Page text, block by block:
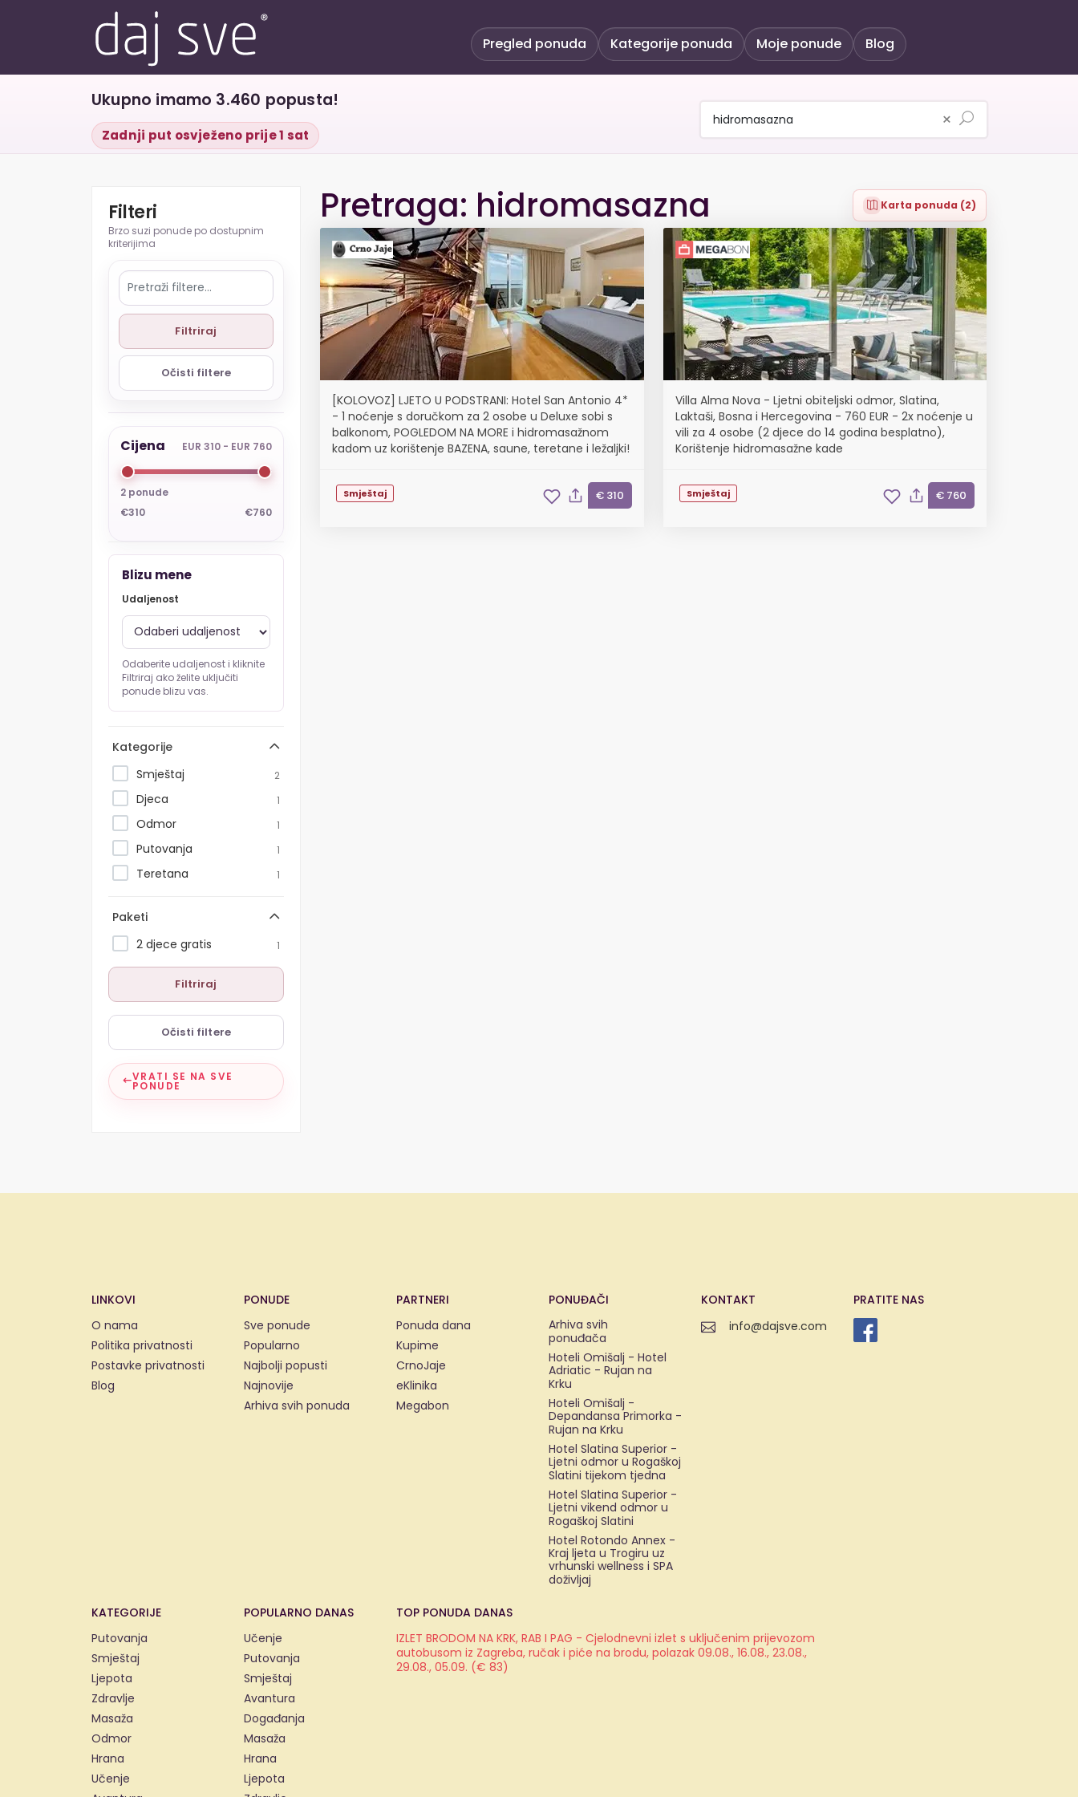
Pregled ponuda Kategorije ponuda Moje ponude Blog
Ukupno imamo 3.460 popusta!
Zadnji put osvježeno prije 1 sat
×
Filteri
Filtriraj
Očisti filtere
Cijena EUR 310 - EUR 760
2 ponude
€310
€760
Blizu mene
Udaljenost
Odaberite udaljenost i kliknite
Filtriraj ako želite uključiti
ponude blizu vas.
Kategorije
Smještaj
2
Djeca 1
Odmor 1
Putovanja 1
Teretana 1
Paketi
2 djece gratis
1
Filtriraj
Očisti filtere
VRATI SE NA SVE
PONUDE
Pretraga: hidromasazna Karta ponuda (2)
[KOLOVOZ] LJETO U PODSTRANI: Hotel San Antonio 4*
- 1 noćenje s doručkom za 2 osobe u Deluxe sobi s
balkonom, POGLEDOM NA MORE i hidromasažnom
kadom uz korištenje BAZENA, saune, teretane i ležaljki!
Smještaj € 310
Villa Alma Nova - Ljetni obiteljski odmor, Slatina,
Laktaši, Bosna i Hercegovina - 760 EUR - 2x noćenje u
vili za 4 osobe (2 djece do 14 godina besplatno),
Korištenje hidromasažne kade
Smještaj € 760
LINKOVI
O nama
Politika privatnosti
Postavke privatnosti
Blog
PONUDE
Sve ponude
Popularno
Najbolji popusti
Najnovije
Arhiva svih ponuda
PARTNERI
Ponuda dana
Kupime
CrnoJaje
eKlinika
Megabon
PONUĐAČI
Arhiva svih
ponuđača
Hoteli Omišalj - Hotel
Adriatic - Rujan na
Krku
Hoteli Omišalj -
Depandansa Primorka -
Rujan na Krku
Hotel Slatina Superior -
Ljetni odmor u Rogaškoj
Slatini tijekom tjedna
Hotel Slatina Superior -
Ljetni vikend odmor u
Rogaškoj Slatini
Hotel Rotondo Annex -
Kraj ljeta u Trogiru uz
vrhunski wellness i SPA
doživljaj
KONTAKT
info@dajsve.com
PRATITE NAS
KATEGORIJE
Putovanja
Smještaj
Ljepota
Zdravlje
Masaža
Odmor
Hrana
Učenje
POPULARNO DANAS
Učenje
Putovanja
Smještaj
Avantura
Događanja
Masaža
Hrana
Ljepota
TOP PONUDA DANAS
IZLET BRODOM NA KRK, RAB I PAG - Cjelodnevni izlet s uključenim prijevozom
autobusom iz Zagreba, ručak i piće na brodu, polazak 09.08., 16.08., 23.08.,
29.08., 05.09. (€ 83)